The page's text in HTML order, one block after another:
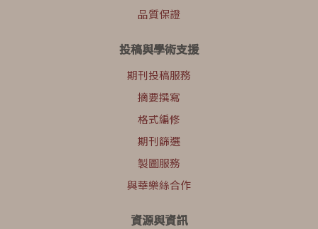
品質保證
投稿與學術支援
期刊投稿服務
摘要撰寫
格式編修
期刊篩選
製圖服務
與華樂絲合作
資源與資訊